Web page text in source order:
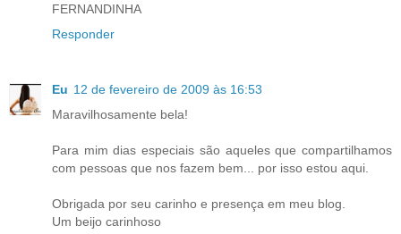
FERNANDINHA
Responder
Eu 12 de fevereiro de 2009 às 16:53
Maravilhosamente bela!
Para mim dias especiais são aqueles que compartilhamos
com pessoas que nos fazem bem... por isso estou aqui.
Obrigada por seu carinho e presença em meu blog.
Um beijo carinhoso